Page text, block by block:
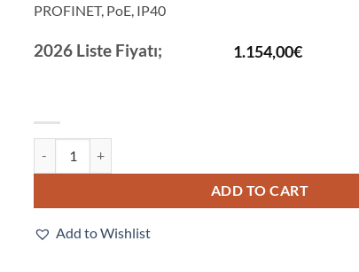
PROFINET, PoE, IP40
2026 Liste Fiyatı; 1.154,00€
ADD TO CART
Add to Wishlist